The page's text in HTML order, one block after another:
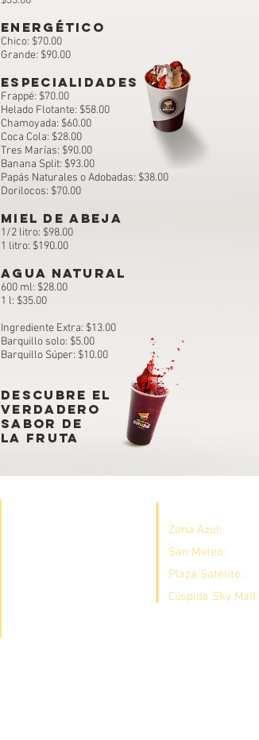
Energético
Chico: $70.00
Grande: $90.00
ESPECIALIDADES
Frappé: $70.00​
Helado Flotante: $58.00
Chamoyada: $60.00​​
Coca Cola: $28.00
Tres Marías: $90.00
Banana Split: $93.00
Papás Naturales o Adobadas: $38.00​
Dorilocos: $70.00​
miel de abeja
1/2 litro: $98.00
1 litro: $190.00
agua NATURAL
600 ml: $28.00
1 l: $35.00
Ingrediente Extra: $13.00
Barquillo solo: $5.00
Barquillo Súper: $10.00
descubre el
verdadero
sabor de
la fruta
Zona Azul:
San Mateo:
Plaza Satélite:
Cúspide Sky Mall: